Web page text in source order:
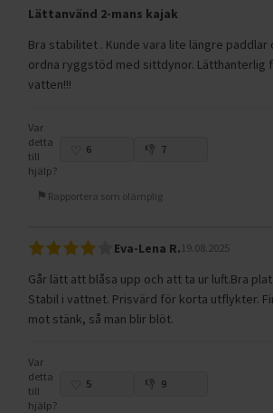
Lättanvänd 2-mans kajak
Bra stabilitet . Kunde vara lite längre
ordna ryggstöd med sittdynor. Lätthanterlig
vatten!!!
Var
detta
till
hjälp?
6 7
Rapportera som olämplig
Eva-Lena R. 19.08.2025
Går lätt att blåsa upp och att ta ur luft.Bra
Stabil i vattnet. Prisvärd för korta utflykter.
mot stänk, så man blir blöt.
Var
detta
till
hjälp?
5 9